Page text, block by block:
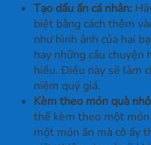
Tạo dấu ấn cá nhân:
biệt bằng cách thêm
như hình ảnh của hai
hay những câu chuyện
hiểu. Điều này sẽ làm
niệm quý giá.
Kèm theo món quà
thể kèm theo một món
một món ăn mà cô ấy